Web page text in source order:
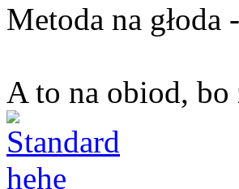
Metoda na
A to na obiod, bo